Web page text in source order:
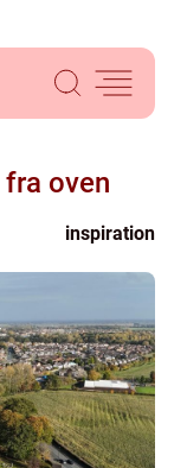
oven
inspiration